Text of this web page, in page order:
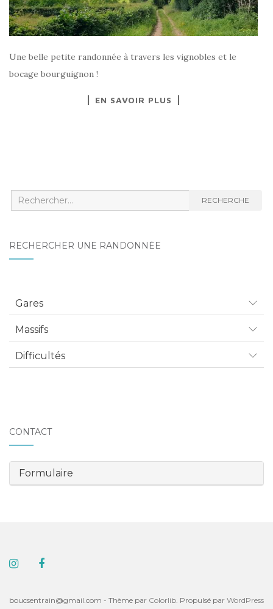
Une belle petite randonnée à travers les vignobles et le
bocage bourguignon !
EN SAVOIR PLUS
Recherche
RECHERCHE
RECHERCHER UNE RANDONNÉE
Gares
Massifs
Difficultés
CONTACT
Formulaire
boucsentrain@gmail.com - Thème par Colorlib. Propulsé par WordPress